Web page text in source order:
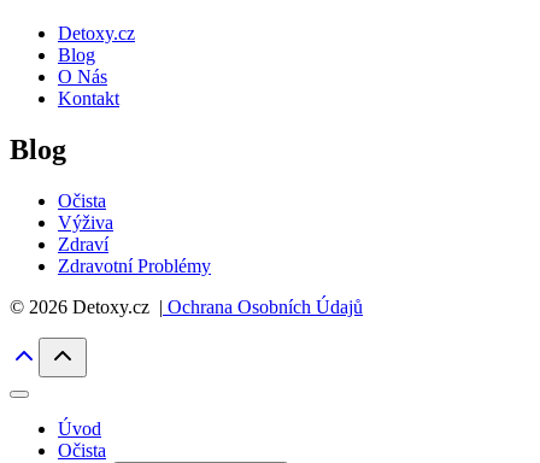
Detoxy.cz
Blog
O Nás
Kontakt
Blog
Očista
Výživa
Zdraví
Zdravotní Problémy
© 2026 Detoxy.cz | Ochrana Osobních Údajů
Úvod
Očista